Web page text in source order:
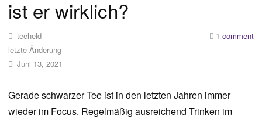
ist er wirklich?
teeheld
letzte Änderung
Juni 13, 2021
1 comment
Gerade schwarzer Tee ist in den letzten Jahren immer
wieder im Focus. Regelmäßig ausreichend Trinken im